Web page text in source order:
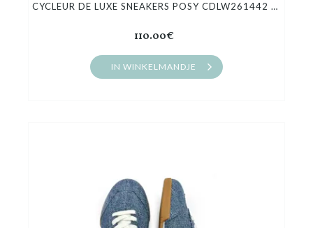
CYCLEUR DE LUXE SNEAKERS POSY CDLW261442 LOTUS
110.00€
IN WINKELMANDJE